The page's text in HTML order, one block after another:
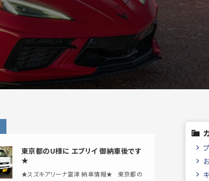
東京都のU様に エブリイ 御納車後です
★
★スズキアリーナ富津 納車情報★ 東京都の